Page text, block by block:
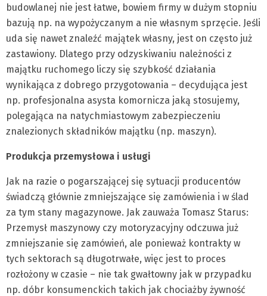
budowlanej nie jest łatwe, bowiem firmy w dużym stopniu
bazują np. na wypożyczanym a nie własnym sprzęcie. Jeśli
uda się nawet znaleźć majątek własny, jest on często już
zastawiony. Dlatego przy odzyskiwaniu należności z
majątku ruchomego liczy się szybkość działania
wynikająca z dobrego przygotowania – decydująca jest
np. profesjonalna asysta komornicza jaką stosujemy,
polegająca na natychmiastowym zabezpieczeniu
znalezionych składników majątku (np. maszyn).
Produkcja przemysłowa i usługi
Jak na razie o pogarszającej się sytuacji producentów
świadczą głównie zmniejszające się zamówienia i w ślad
za tym stany magazynowe. Jak zauważa Tomasz Starus:
Przemysł maszynowy czy motoryzacyjny odczuwa już
zmniejszanie się zamówień, ale ponieważ kontrakty w
tych sektorach są długotrwałe, więc jest to proces
rozłożony w czasie – nie tak gwałtowny jak w przypadku
np. dóbr konsumenckich takich jak chociażby żywność